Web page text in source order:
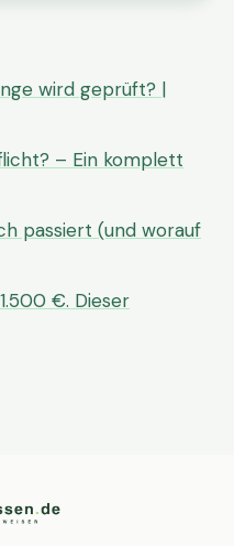
wird geprüft? |
– Ein komplett
passiert (und worauf
€. Dieser